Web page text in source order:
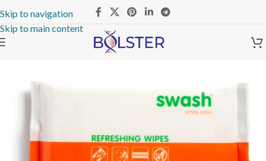
Skip to navigation
Skip to main content